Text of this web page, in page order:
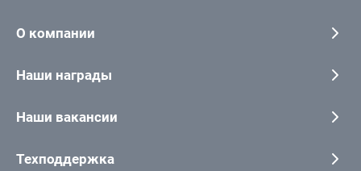
О компании
Наши награды
Наши вакансии
Техподдержка